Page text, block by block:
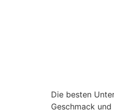
Die besten
Geschmack